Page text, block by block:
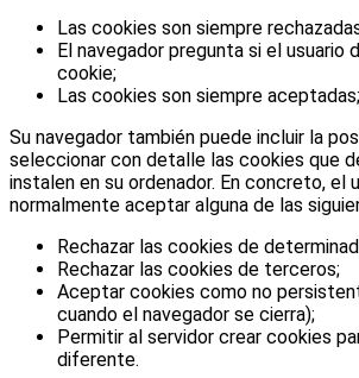
Las cookies son siempre
El navegador pregunta si el usuario
cookie;
Las cookies son siempre aceptadas;
Su navegador también puede incluir la
seleccionar con detalle las cookies que
instalen en su ordenador. En concreto, el
normalmente aceptar alguna de las
Rechazar las cookies de
Rechazar las cookies de terceros;
Aceptar cookies como no
cuando el navegador se cierra);
Permitir al servidor crear cookies
diferente.